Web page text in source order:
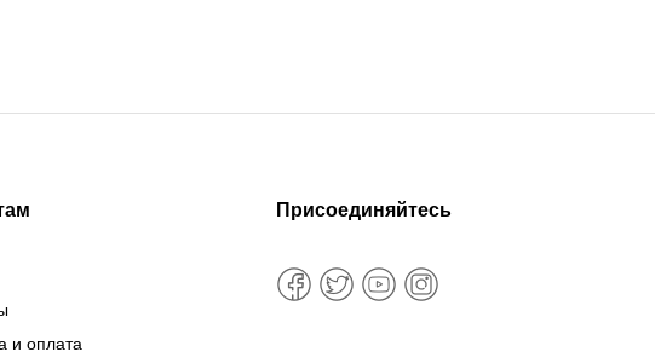
и оплата
Присоединяйтесь